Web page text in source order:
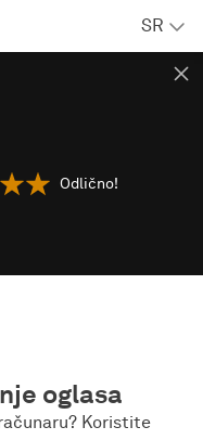
SR
Odlično!
oglasa
Koristite